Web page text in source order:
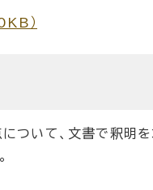
）
ついて、文書で釈明